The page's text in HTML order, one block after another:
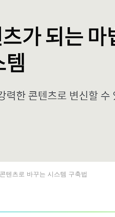
텐츠로 바꾸는 시스템 구축법